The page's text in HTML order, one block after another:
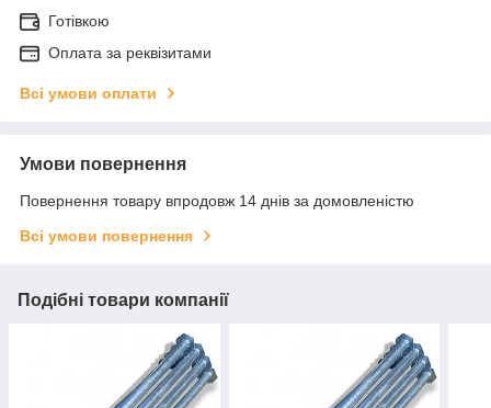
Готівкою
Оплата за реквізитами
Всі умови оплати
Умови повернення
Повернення товару впродовж 14 днів за домовленістю
Всі умови повернення
Подібні товари компанії